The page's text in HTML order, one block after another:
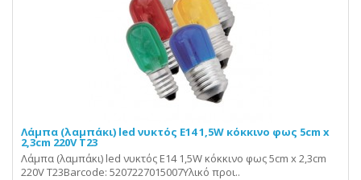
Λάμπα (λαμπάκι) led νυκτός Ε14 1,5W κόκκινο φως 5cm x
2,3cm 220V Τ23
Λάμπα (λαμπάκι) led νυκτός Ε14 1,5W κόκκινο φως 5cm x 2,3cm
220V Τ23Barcode: 5207227015007Υλικό προι..